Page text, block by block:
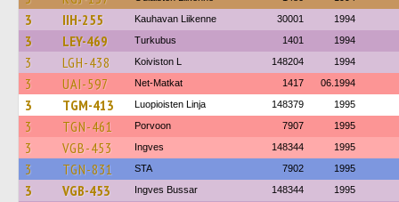
3 IIH-255 Kauhavan Liikenne 30001 1994
3 LEY-469 Turkubus 1401 1994
3 LGH-438 Koiviston L 148204 1994
3 UAI-597 Net-Matkat 1417 06.1994
3 TGM-413 Luopioisten Linja 148379 1995
3 TGN-461 Porvoon 7907 1995
3 VGB-453 Ingves 148344 1995
3 TGN-831 STA 7902 1995
3 VGB-453 Ingves Bussar 148344 1995